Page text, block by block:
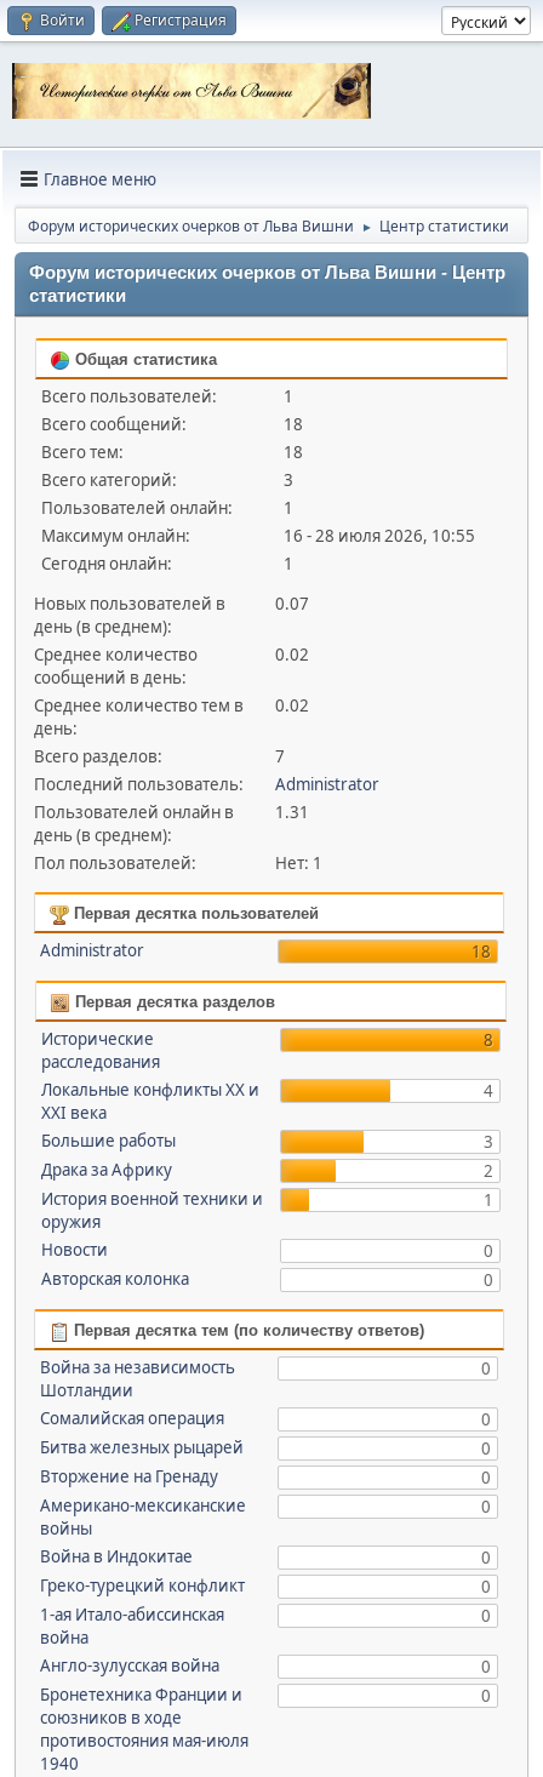
Войти Регистрация
Главное меню
Форум исторических очерков от Льва Вишни ► Центр статистики
Форум исторических очерков от Льва Вишни - Центр
статистики
Общая статистика
Всего пользователей:
1
Всего сообщений:
18
Всего тем:
18
Всего категорий:
3
Пользователей онлайн:
1
Максимум онлайн:
16 - 28 июля 2026, 10:55
Сегодня онлайн:
1
Новых пользователей в
день (в среднем):
0.07
Среднее количество
сообщений в день:
0.02
Среднее количество тем в
день:
0.02
Всего разделов:
7
Последний пользователь:
Administrator
Пользователей онлайн в
день (в среднем):
1.31
Пол пользователей: Нет: 1
Первая десятка пользователей
Administrator 18
Первая десятка разделов
Исторические
расследования
8
Локальные конфликты XX и
XXI века
4
Большие работы
3
Драка за Африку
2
История военной техники и
оружия
1
Новости
0
Авторская колонка
0
Первая десятка тем (по количеству ответов)
Война за независимость
Шотландии
0
Сомалийская операция
0
Битва железных рыцарей
0
Вторжение на Гренаду
0
Американо-мексиканские
войны
0
Война в Индокитае
0
Греко-турецкий конфликт
0
1-ая Итало-абиссинская
война
0
Англо-зулусская война
0
Бронетехника Франции и
союзников в ходе
противостояния мая-июля
1940
0